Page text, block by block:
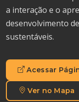
a interação e o
desenvolvimento
sustentáveis.
Acessar
Ver no Mapa